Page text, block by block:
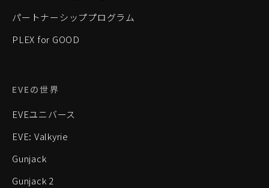
パートナーシッププログラム
PLEX for GOOD
EVEの世界
EVEユニバース
EVE: Valkyrie
Gunjack
Gunjack 2